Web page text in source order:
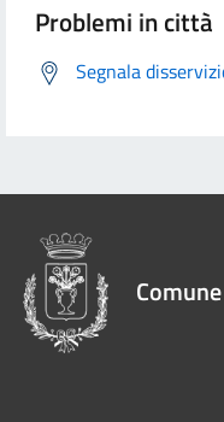
Problemi in città
Segnala